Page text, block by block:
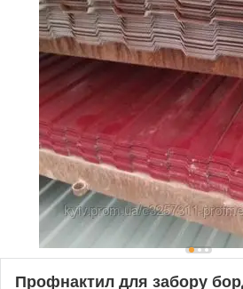
Профнактил для забору